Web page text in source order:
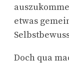
etwas
Doch qua